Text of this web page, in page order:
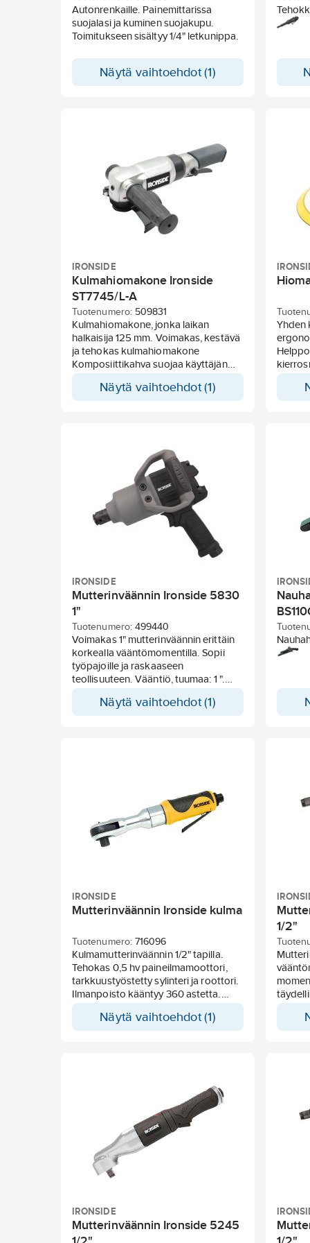
Autonrenkaille. Painemittarissa
suojalasi ja kuminen suojakupu.
Toimitukseen sisältyy 1/4" letkunippa.
Näytä vaihtoehdot (1)
IRONSIDE
Kulmahiomakone Ironside
ST7745/L-A
Tuotenumero: 509831
Kulmahiomakone, jonka laikan
halkaisija 125 mm. Voimakas, kestävä
ja tehokas kulmahiomakone
Komposiittikahva suojaa käyttäjän
lamellilaikoilla, hioma- ja
540 l/min. Äänenpainetaso dB(A):
Näytä vaihtoehdot (1)
Yhden
IRONSIDE
Mutterinväännin Ironside 5830
1"
Tuotenumero: 499440
Voimakas 1" mutterinväännin erittäin
korkealla vääntömomentilla. Sopii
työpajoille ja raskaaseen
teollisuuteen. Vääntiö, tuumaa: 1 ".
Ilmankulutus l/min: 708. Tärinäarvo 3-
Näytä vaihtoehdot (1)
IRONSIDE
Mutterinväännin Ironside kulma
Tuotenumero: 716096
Kulmamutterinväännin 1/2" tapilla.
Tehokas 0,5 hv paineilmamoottori,
tarkkuustyöstetty sylinteri ja roottori.
Ilmanpoisto kääntyy 360 astetta.
suunniteltu eliminoimaan tärinät.
Näytä vaihtoehdot (1)
1/2"
IRONSIDE
Mutterinväännin Ironside 5245